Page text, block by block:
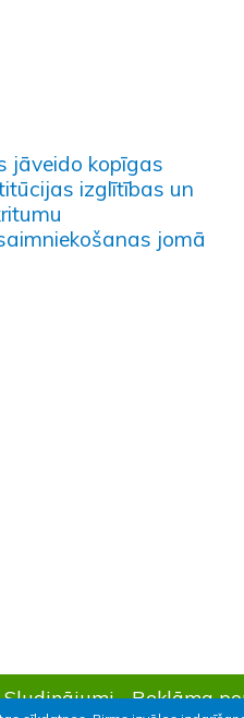
jāveido kopīgas
izglītības un
jomā
Sludinājumi Reklāma